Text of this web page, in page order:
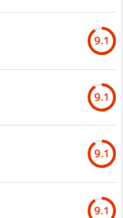
9.1
9.1
9.1
9.1